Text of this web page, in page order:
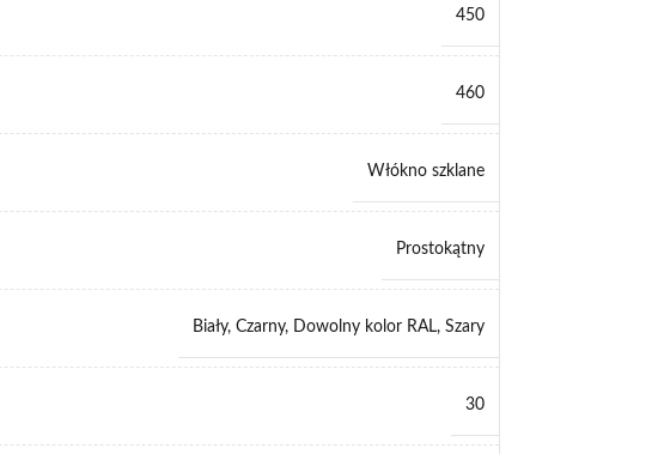
450
460
Włókno szklane
Prostokątny
Biały, Czarny, Dowolny kolor RAL, Szary
30